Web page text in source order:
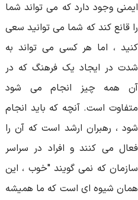
وجود دارد که می تواند شما
قانع کند که شما می توانید سعی
، اما هر کسی می تواند به
در ایجاد یک فرهنگ که در
همه چیز انجام می شود
است. آنچه که باید انجام
، رهبران ارشد است که آن را
می کنند و افراد در سراسر
که نمی گویند "خوب ، این
شیوه ای است که ما همیشه